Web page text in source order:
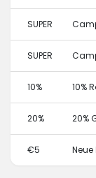
SUPER
SUPER
10% 10%
20% 20%
€5